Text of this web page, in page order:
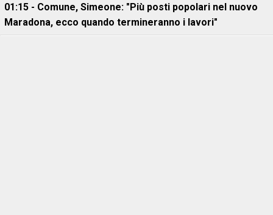
01:15 - Comune, Simeone: "Più posti popolari nel nuovo
Maradona, ecco quando termineranno i lavori"